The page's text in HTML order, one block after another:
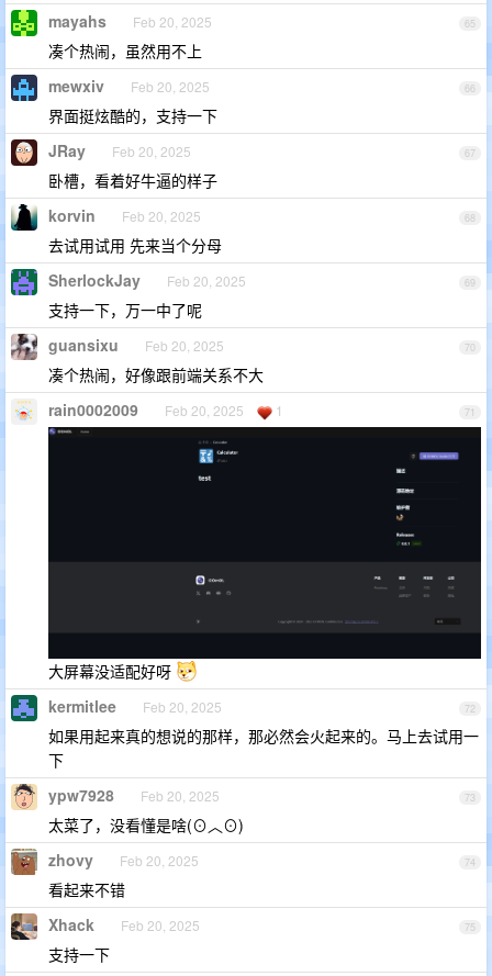
65
mayahs Feb 20, 2025
凑个热闹，虽然用不上
66
mewxiv Feb 20, 2025
界面挺炫酷的，支持一下
67
JRay Feb 20, 2025
卧槽，看着好牛逼的样子
68
korvin Feb 20, 2025
去试用试用 先来当个分母
69
SherlockJay Feb 20, 2025
支持一下，万一中了呢
70
guansixu Feb 20, 2025
凑个热闹，好像跟前端关系不大
71
rain0002009 Feb 20, 2025 1
大屏幕没适配好呀
72
kermitlee Feb 20, 2025
如果用起来真的想说的那样，那必然会火起来的。马上去试用一
下
73
ypw7928 Feb 20, 2025
太菜了，没看懂是啥(⊙︿⊙)
74
zhovy Feb 20, 2025
看起来不错
75
Xhack Feb 20, 2025
支持一下